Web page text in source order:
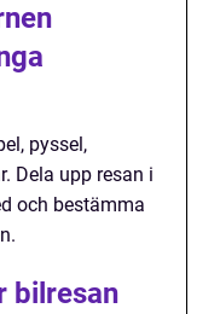
pyssel,
Dela upp resan i
och bestämma
bilresan